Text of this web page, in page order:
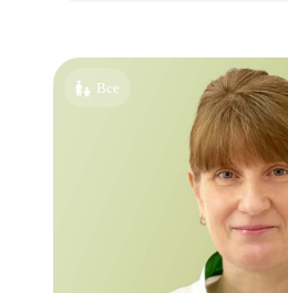
Все